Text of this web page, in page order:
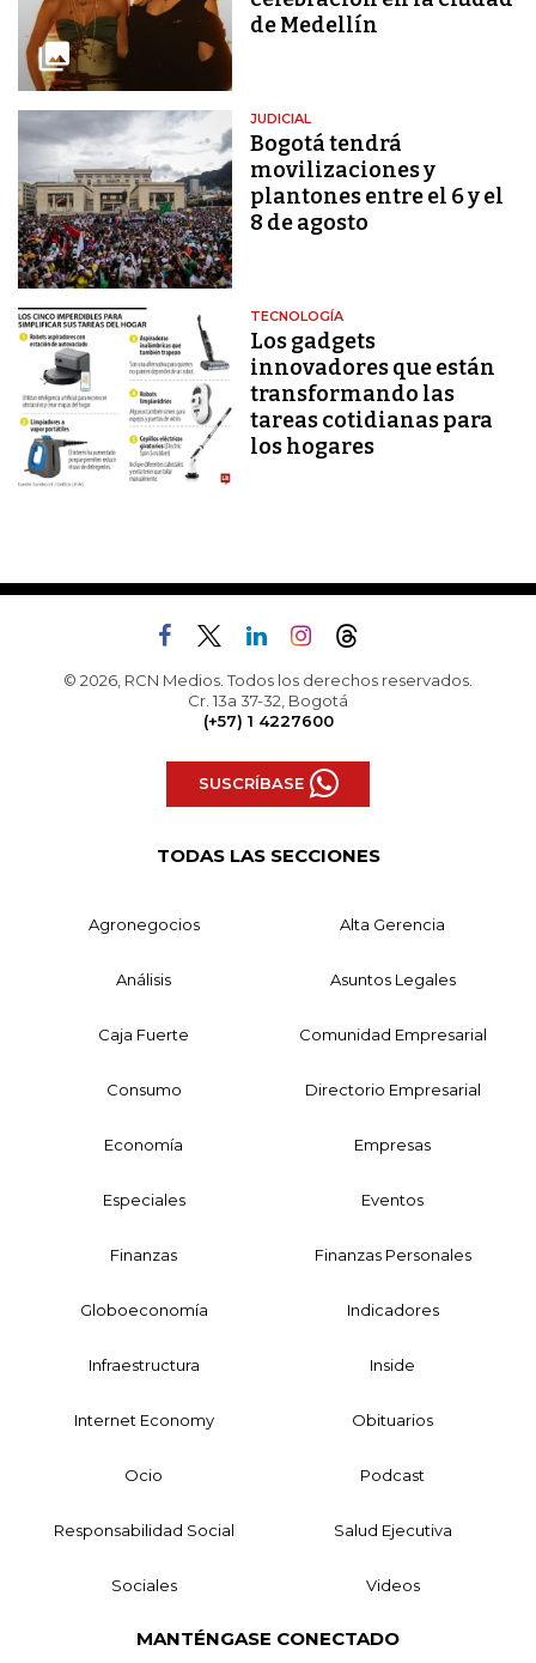
de Medellín
JUDICIAL
Bogotá tendrá
movilizaciones y
plantones entre el 6 y el
8 de agosto
TECNOLOGÍA
Los gadgets
innovadores que están
transformando las
tareas cotidianas para
los hogares
© 2026, RCN Medios. Todos los derechos reservados.
Cr. 13a 37-32, Bogotá
(+57) 1 4227600
SUSCRÍBASE
TODAS LAS SECCIONES
Agronegocios Alta Gerencia
Análisis Asuntos Legales
Caja Fuerte Comunidad Empresarial
Consumo Directorio Empresarial
Economía Empresas
Especiales Eventos
Finanzas Finanzas Personales
Globoeconomía Indicadores
Infraestructura Inside
Internet Economy Obituarios
Ocio Podcast
Responsabilidad Social Salud Ejecutiva
Sociales Videos
MANTÉNGASE CONECTADO